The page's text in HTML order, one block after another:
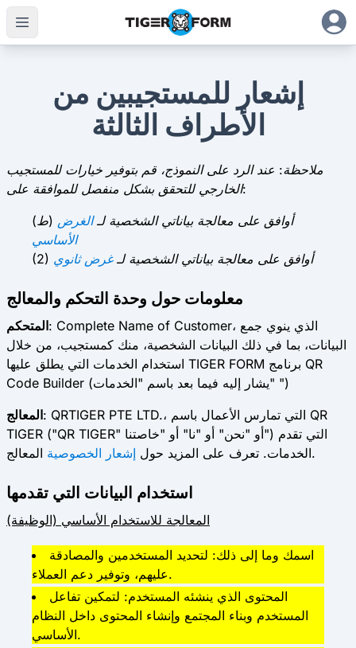
إشعار للمستجيبين من
الأطراف الثالثة
ملاحظة: عند الرد على النموذج، قم بتوفير خيارات للمستجيب
الخارجي للتحقق بشكل منفصل للموافقة على:
(ط) أوافق على معالجة بياناتي الشخصية لـالغرض
الأساسي
(2) أوافق على معالجة بياناتي الشخصية لـغرض ثانوي
معلومات حول وحدة التحكم والمعالج
المتحكم: Complete Name of Customer، الذي ينوي جمع
البيانات، بما في ذلك البيانات الشخصية، منك كمستجيب، من خلال
استخدام الخدمات التي يطلق عليها TIGER FORM برنامج QR
Code Builder (يشار إليه فيما بعد باسم "الخدمات" ")
المعالج: QRTIGER PTE LTD.، التي تمارس الأعمال باسم QR
TIGER ("QR TIGER" أو "نحن" أو "نا" أو "خاصتنا") التي تقدم
الخدمات. تعرف على المزيد حول إشعار الخصوصية المعالج.
استخدام البيانات التي تقدمها
المعالجة للاستخدام الأساسي (الوظيفة)
اسمك وما إلى ذلك: لتحديد المستخدمين والمصادقة
عليهم، وتوفير دعم العملاء.
المحتوى الذي ينشئه المستخدم: لتمكين تفاعل
المستخدم وبناء المجتمع وإنشاء المحتوى داخل النظام
الأساسي.